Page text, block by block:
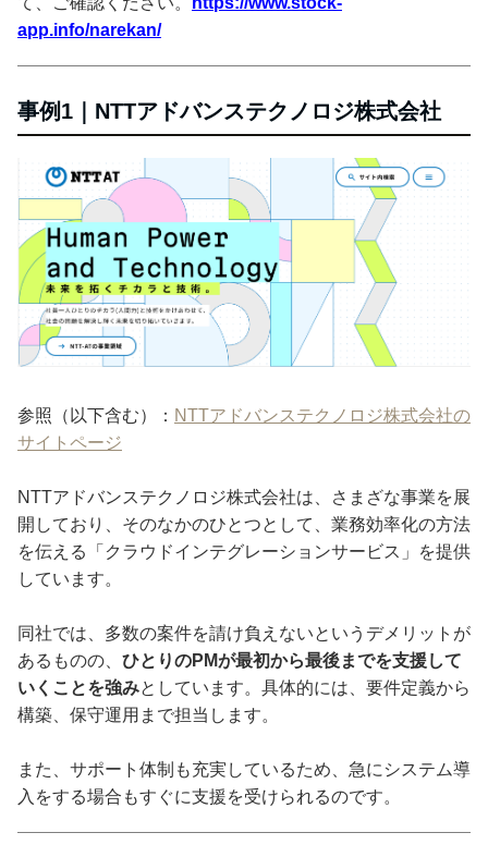
app.info/narekan/
事例1｜NTTアドバンステクノロジ株式会社
参照（以下含む）： NTTアドバンステクノロジ株式会社の
サイトページ
NTTアドバンステクノロジ株式会社は、さまざな事業を展
開しており、そのなかのひとつとして、業務効率化の方法
を伝える「クラウドインテグレーションサービス」を提供
しています。
同社では、多数の案件を請け負えないというデメリットが
あるものの、 ひとりのPMが最初から最後までを支援して
いくことを強みとしています。具体的には、要件定義から
構築、保守運用まで担当します。
また、サポート体制も充実しているため、急にシステム導
入をする場合もすぐに支援を受けられるのです。